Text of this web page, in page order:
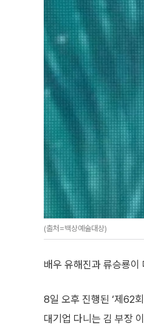
(출처=백상예술대상)
배우 유해진과 류승룡이
8일 오후 진행된 ‘제62
대기업 다니는 김 부장